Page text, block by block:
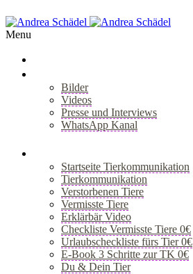
Menu
Bilder
Videos
Presse und Interviews
WhatsApp Kanal
Startseite Tierkommunikation
Tierkommunikation
Verstorbenen Tiere
Vermisste Tiere
Erklärbär Video
Checkliste Vermisste Tiere 0€
Urlaubscheckliste fürs Tier 0€
E-Book 3 Schritte zur TK 0€
Du & Dein Tier